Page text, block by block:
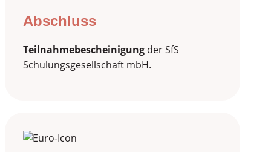
Abschluss
Teilnahmebescheinigung der SfS
Schulungsgesellschaft mbH.